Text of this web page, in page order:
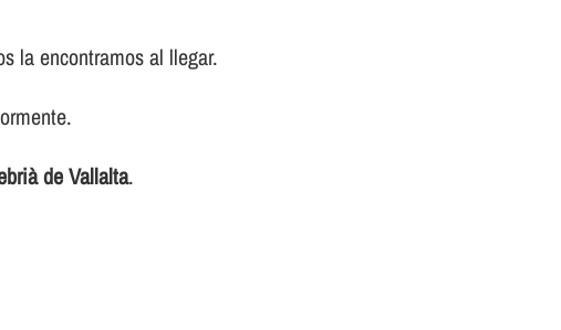
la encontramos al llegar.
de Vallalta.